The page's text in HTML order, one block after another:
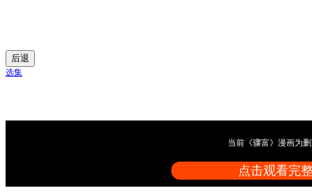
后退
选集
当前《骤富》漫画为删
点击观看完